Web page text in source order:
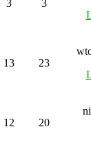
3 3
13 23
12 20